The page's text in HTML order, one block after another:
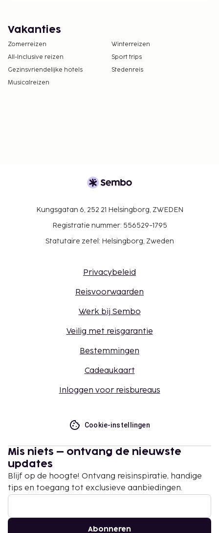
Vakanties
Zomerreizen
Winterreizen
All-Inclusive reizen
Sport trips
Gezinsvriendelijke hotels
Stedenreis
Musicalreizen
Kungsgatan 6, 252 21 Helsingborg, ZWEDEN
Registratie nummer: 556529-1795
Statutaire zetel: Helsingborg, Zweden
Privacybeleid
Reisvoorwaarden
Werk bij Sembo
Veilig met reisgarantie
Bestemmingen
Cadeaukaart
Inloggen voor reisbureaus
Cookie-instellingen
Mis niets – ontvang de nieuwste
updates
Blijf op de hoogte! Ontvang reisinspiratie, handige
tips en toegang tot exclusieve aanbiedingen.
Abonneren